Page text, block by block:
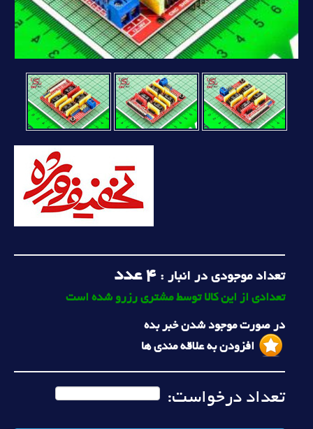
تعداد موجودی در انبار :4 عدد
تعدادی از این کالا توسط مشتری رزرو شده است
در صورت موجود شدن خبر بده
افزودن به علاقه مندی ها
تعداد درخواست: